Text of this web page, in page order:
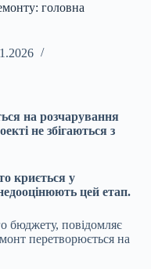
головна
на розчарування
не збігаються з
криється у
цей етап.
бюджету, повідомляє
перетворюється на